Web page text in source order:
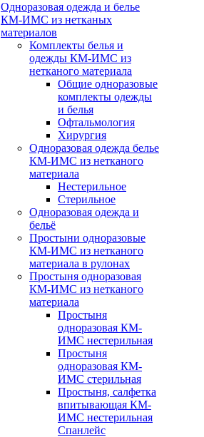
Одноразовая одежда и белье
КМ-ИМС из нетканых
материалов
Комплекты белья и
одежды КМ-ИМС из
нетканого материала
Общие одноразовые
комплекты одежды
и белья
Офтальмология
Хирургия
Одноразовая одежда белье
КМ-ИМС из нетканого
материала
Нестерильное
Стерильное
Одноразовая одежда и
бельё
Простыни одноразовые
КМ-ИМС из нетканого
материала в рулонах
Простыня одноразовая
КМ-ИМС из нетканого
материала
Простыня
одноразовая КМ-
ИМС нестерильная
Простыня
одноразовая КМ-
ИМС стерильная
Простыня, салфетка
впитывающая КМ-
ИМС нестерильная
Спанлейс